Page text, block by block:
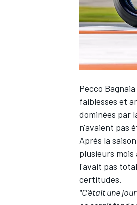
WEC
Pecco Bagnaia
faiblesses et
dominées par
n'avaient pas
Après la
plusieurs
l'avait pas
certitudes.
"C'était une